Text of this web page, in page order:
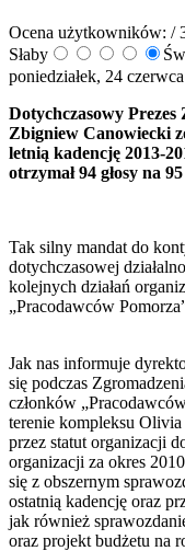
Ocena użytkowników: /
Słaby
poniedziałek, 24
Dotychczasowy
Zbigniew Canowiecki
letnią kadencję 2013-
otrzymał 94 głosy na
Tak silny mandat do
dotychczasowej
kolejnych działań
„Pracodawców
Jak nas informuje
się podczas
członków
terenie kompleksu
przez statut organizacji
organizacji za okres
się z obszernym
ostatnią kadencję oraz
jak również
oraz projekt budżetu na